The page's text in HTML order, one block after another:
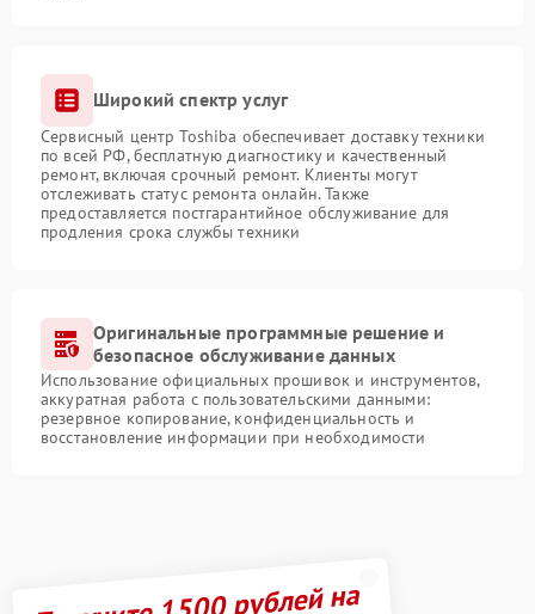
Широкий спектр услуг
Сервисный центр Toshiba обеспечивает доставку техники
по всей РФ, бесплатную диагностику и качественный
ремонт, включая срочный ремонт. Клиенты могут
отслеживать статус ремонта онлайн. Также
предоставляется постгарантийное обслуживание для
продления срока службы техники
Оригинальные программные решение и
безопасное обслуживание данных
Использование официальных прошивок и инструментов,
аккуратная работа с пользовательскими данными:
резервное копирование, конфиденциальность и
восстановление информации при необходимости